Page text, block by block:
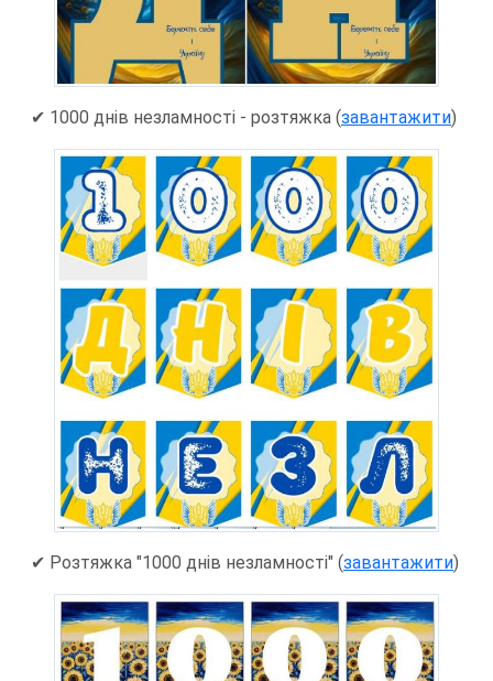
✔ 1000 днів незламності - розтяжка (завантажити)
✔ Розтяжка "1000 днів незламності" (завантажити)